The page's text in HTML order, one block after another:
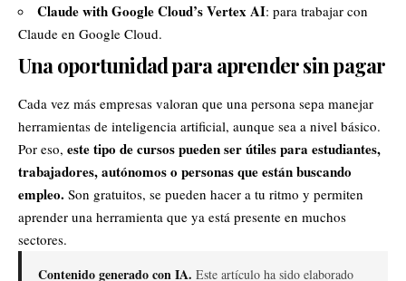
Claude withGoogleCloud’s Vertex AI: para trabajar con
Claude en Google Cloud.
Una oportunidad para aprender sin pagar
Cada vez más empresas valoran que una persona sepa manejar
herramientas de inteligencia artificial, aunque sea a nivel básico.
Por eso, este tipo de cursos pueden ser útiles para estudiantes,
trabajadores,autónomoso personas que están buscando
empleo. Son gratuitos, se pueden hacer a tu ritmo y permiten
aprender una herramienta que ya está presente en muchos
sectores.
Contenido generado con IA. Este artículo ha sido elaborado